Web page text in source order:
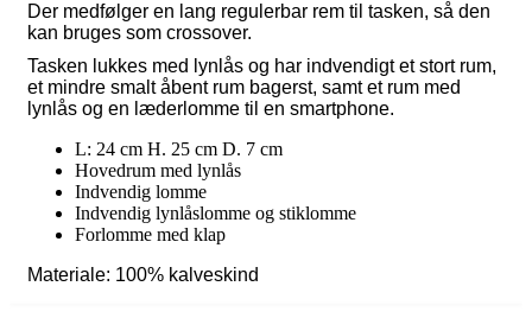
Der medfølger en lang regulerbar rem til tasken, så den
kan bruges som crossover.
Tasken lukkes med lynlås og har indvendigt et stort rum,
et mindre smalt åbent rum bagerst, samt et rum med
lynlås og en læderlomme til en smartphone.
L: 24 cm H. 25 cm D. 7 cm
Hovedrum med lynlås
Indvendig lomme
Indvendig lynlåslomme og stiklomme
Forlomme med klap
Materiale: 100% kalveskind